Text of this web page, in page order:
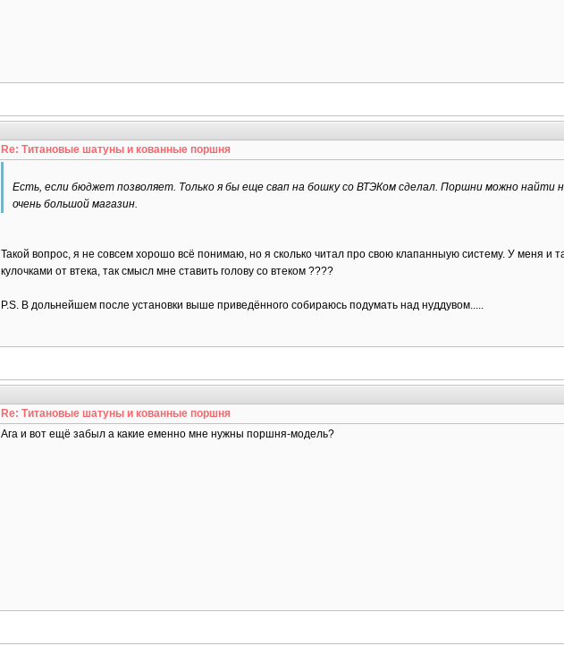
Re: Титановые шатуны и кованные поршня
Есть, если бюджет позволяет. Только я бы еще свап на бошку со ВТЭКом сделал. Поршни можно найти
очень большой магазин.
Такой вопрос, я не совсем хорошо всё понимаю, но я сколько читал про свою клапанныую систему. У меня и
кулочками от втека, так смысл мне ставить голову со втеком ????
P.S. В дольнейшем после установки выше приведённого собираюсь подумать над нуддувом.....
Re: Титановые шатуны и кованные поршня
Ага и вот ещё забыл а какие еменно мне нужны поршня-модель?